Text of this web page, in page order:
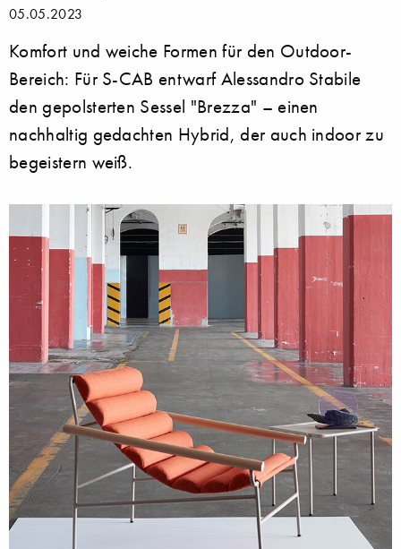
05.05.2023
Komfort und weiche Formen für den Outdoor-
Bereich: Für S-CAB entwarf Alessandro Stabile
den gepolsterten Sessel "Brezza" – einen
nachhaltig gedachten Hybrid, der auch indoor zu
begeistern weiß.